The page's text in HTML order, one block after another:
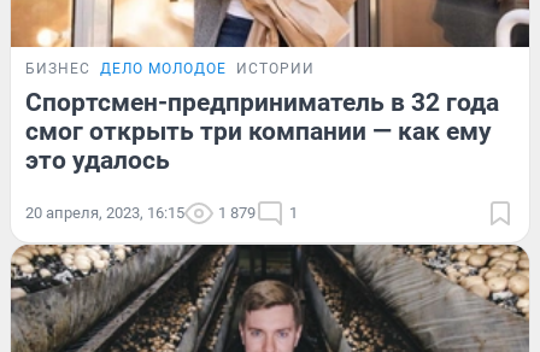
БИЗНЕС ДЕЛО МОЛОДОЕ ИСТОРИИ
Спортсмен-предприниматель в 32 года
смог открыть три компании — как ему
это удалось
20 апреля, 2023, 16:15 1 879 1